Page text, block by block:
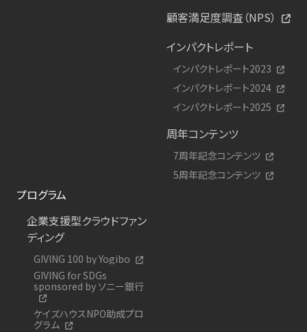
顧客満足度調査（NPS）
インパクトレポート
インパクトレポート2023
インパクトレポート2024
インパクトレポート2025
周年コンテンツ
7周年記念コンテンツ
5周年記念コンテンツ
プログラム
企業支援型クラウドファン
ディング
GIVING 100 by Yogibo
GIVING for SDGs
sponsored by ソニー銀行
ケイズハウスNPO助成プロ
グラム